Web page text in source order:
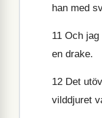
han med
11 Och jag
en drake.
12 Det
vilddjuret